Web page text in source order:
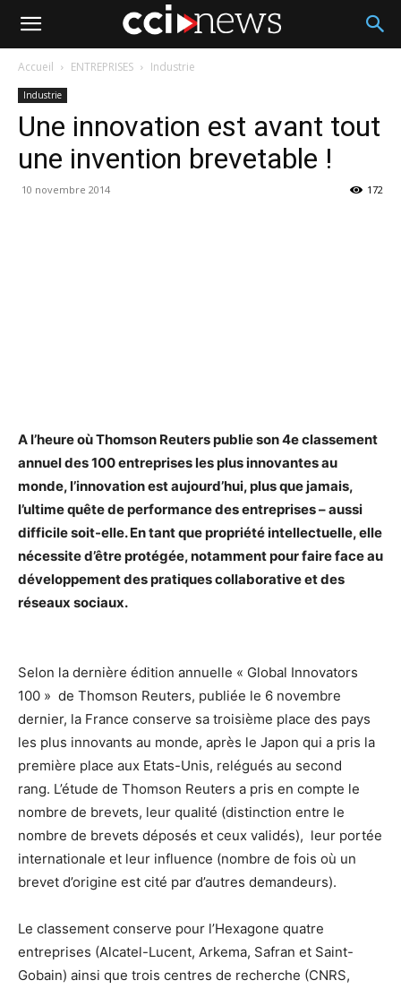
Accueil ENTREPRISES Industrie
Industrie
Une innovation est avant tout
une invention brevetable !
10 novembre 2014 172
A l’heure où Thomson Reuters publie son 4e classement
annuel des 100 entreprises les plus innovantes au
monde, l’innovation est aujourd’hui, plus que jamais,
l’ultime quête de performance des entreprises – aussi
difficile soit-elle. En tant que propriété intellectuelle, elle
nécessite d’être protégée, notamment pour faire face au
développement des pratiques collaborative et des
réseaux sociaux.
Selon la dernière édition annuelle « Global Innovators
100 » de Thomson Reuters, publiée le 6 novembre
dernier, la France conserve sa troisième place des pays
les plus innovants au monde, après le Japon qui a pris la
première place aux Etats-Unis, relégués au second
rang. L’étude de Thomson Reuters a pris en compte le
nombre de brevets, leur qualité (distinction entre le
nombre de brevets déposés et ceux validés), leur portée
internationale et leur influence (nombre de fois où un
brevet d’origine est cité par d’autres demandeurs).
Le classement conserve pour l’Hexagone quatre
entreprises (Alcatel-Lucent, Arkema, Safran et Saint-
Gobain) ainsi que trois centres de recherche (CNRS,